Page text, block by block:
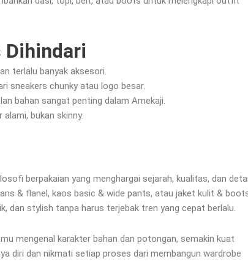
Dihindari
terlalu banyak aksesori.
sneakers chunky atau logo besar.
bahan sangat penting dalam Amekaji.
bukan skinny.
berpakaian yang menghargai sejarah, kualitas, dan
& flanel, kaos basic & wide pants, atau jaket kulit &
dan stylish tanpa harus terjebak tren yang cepat berlalu.
mengenal karakter bahan dan potongan, semakin kuat
diri dan nikmati setiap proses dari membangun wardrobe